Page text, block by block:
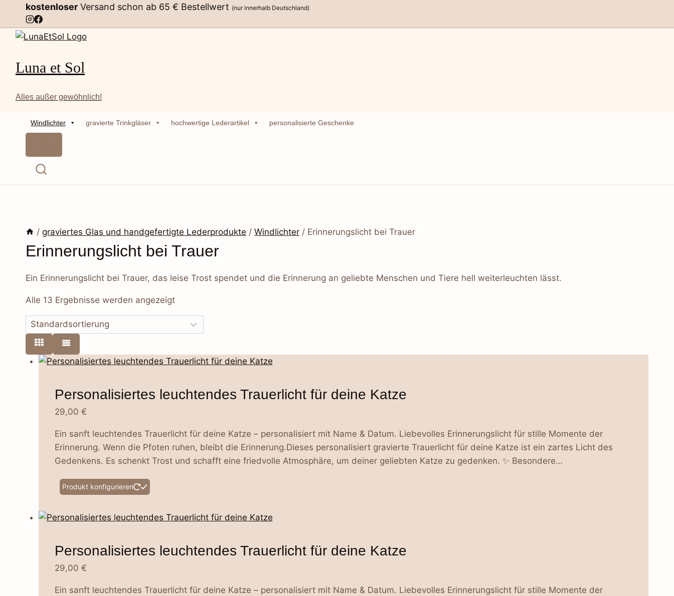
springen
kostenloser Versand schon ab 65 € Bestellwert (nur innerhalb Deutschland)
Luna et Sol
Alles außer gewöhnlich!
Windlichter gravierte Trinkgläser hochwertige Lederartikel personalisierte Geschenke
/ graviertes Glas und handgefertigte Lederprodukte / Windlichter / Erinnerungslicht bei Trauer
Erinnerungslicht bei Trauer
Ein Erinnerungslicht bei Trauer, das leise Trost spendet und die Erinnerung an geliebte Menschen und Tiere hell weiterleuchten lässt.
Alle 13 Ergebnisse werden angezeigt
Personalisiertes leuchtendes Trauerlicht für deine Katze
29,00 €
Ein sanft leuchtendes Trauerlicht für deine Katze – personalisiert mit Name & Datum. Liebevolles Erinnerungslicht für stille Momente der
Erinnerung. Wenn die Pfoten ruhen, bleibt die Erinnerung.Dieses personalisiert gravierte Trauerlicht für deine Katze ist ein zartes Licht des
Gedenkens. Es schenkt Trost und schafft eine friedvolle Atmosphäre, um deiner geliebten Katze zu gedenken. ✨ Besondere…
Produkt konfigurieren
Dieses
Produkt
mehrere
auf.
können
Personalisiertes leuchtendes Trauerlicht für deine Katze
29,00 €
Ein sanft leuchtendes Trauerlicht für deine Katze – personalisiert mit Name & Datum. Liebevolles Erinnerungslicht für stille Momente der